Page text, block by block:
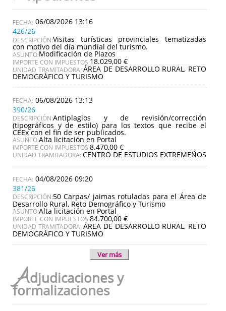
06/08/2026 13:16
426/26
DESCRIPCIÓN:Visitas turísticas provinciales tematizadas
con motivo del día mundial del turismo.
ASUNTO:Modificación de Plazos
IMPORTE CON IMPUESTOS:18.029,00 €
UNIDAD TRAMITADORA:ÁREA DE DESARROLLO RURAL, RETO
DEMOGRÁFICO Y TURISMO
06/08/2026 13:13
390/26
DESCRIPCIÓN:Antiplagios y de revisión/corrección
(tipográficos y de estilo) para los textos que recibe el
CEEx con el fin de ser publicados.
ASUNTO:Alta licitación en Portal
IMPORTE CON IMPUESTOS:8.470,00 €
UNIDAD TRAMITADORA: CENTRO DE ESTUDIOS EXTREMEÑOS
04/08/2026 09:20
381/26
DESCRIPCIÓN:50 Carpas/ jaimas rotuladas para el Área de
Desarrollo Rural, Reto Demográfico y Turismo
ASUNTO:Alta licitación en Portal
IMPORTE CON IMPUESTOS:84.700,00 €
UNIDAD TRAMITADORA:ÁREA DE DESARROLLO RURAL, RETO
DEMOGRÁFICO Y TURISMO
Ver más
Adjudicaciones y
formalizaciones